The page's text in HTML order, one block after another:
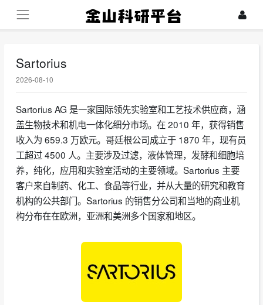
Sartorius
2026-08-10
Sartorius AG 是一家国际领先实验室和工艺技术供应商，涵
盖生物技术和机电一体化细分市场。在 2010 年，获得销售
收入为 659.3 万欧元。哥廷根公司成立于 1870 年，现有员
工超过 4500 人。主要涉及过滤，液体管理，发酵和细胞培
养，纯化，应用和实验室活动的主要领域。Sartorius 主要
客户来自制药、化工、食品等行业，并从大量的研究和教育
机构的公共部门。Sartorius 的销售分公司和当地的商业机
构分布在在欧洲，亚洲和美洲多个国家和地区。